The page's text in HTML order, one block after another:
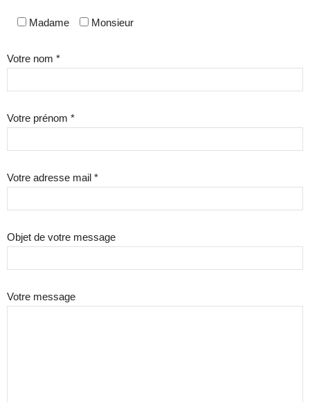
Madame Monsieur
Votre nom *
Votre prénom *
Votre adresse mail *
Objet de votre message
Votre message